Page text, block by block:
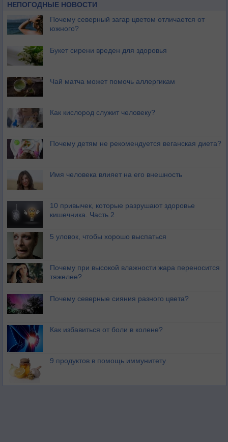
НЕПОГОДНЫЕ НОВОСТИ
Почему северный загар цветом отличается от
южного?
Букет сирени вреден для здоровья
Чай матча может помочь аллергикам
Как кислород служит человеку?
Почему детям не рекомендуется веганская диета?
Имя человека влияет на его внешность
10 привычек, которые разрушают здоровье
кишечника. Часть 2
5 уловок, чтобы хорошо выспаться
Почему при высокой влажности жара переносится
тяжелее?
Почему северные сияния разного цвета?
Как избавиться от боли в колене?
9 продуктов в помощь иммунитету